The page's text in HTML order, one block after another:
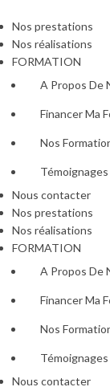
Nos prestations
Nos réalisations
FORMATION
A Propos De
Financer Ma
Nos
Témoignages
Nous contacter
Nos prestations
Nos réalisations
FORMATION
A Propos De
Financer Ma
Nos
Témoignages
Nous contacter